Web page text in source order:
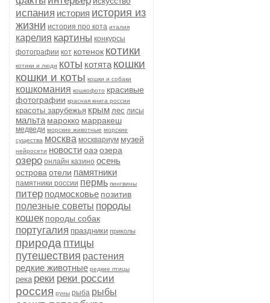
испания история история из
жизни история про кота италия
карелия картины конкурсы
фотографии кот котенок котики
котики и люди коты котята кошки
кошки и коты кошки и собаки
кошкомания кошкофото красивые
фотографии красная книга россии
красоты зарубежья крым лес лисы
мальта марокко марракеш
медведи морские животные морские
существа москва москвариум музей
нейросети новостиоаэозера
озеро онлайн казино осень
острова отели памятники
памятники россии пермь пингвины
питер подмосковье позитив
полезные советы породы
кошек породы собак
португалия праздники приколы
природа птицы
путешествия растения
редкие животные редкие птицы
река реки реки россии
россия руны рыба рыбы